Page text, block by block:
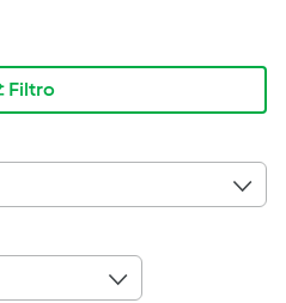
Filtro